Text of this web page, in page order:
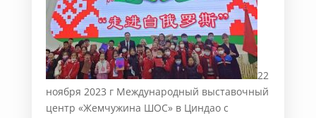
22
ноября 2023 г Международный выставочный
центр «Жемчужина ШОС» в Циндао с